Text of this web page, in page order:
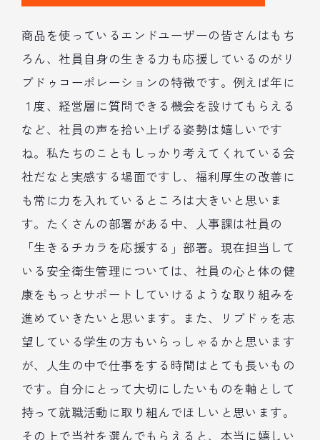
商品を使っているエンドユーザーの皆さんはもち
ろん、社員自身の生きる力も応援しているのがリ
ブドゥコーポレーションの特徴です。例えば年に
１度、経営層に質問できる機会を設けてもらえる
など、社員の声を拾い上げる姿勢は嬉しいです
ね。私たちのこともしっかり考えてくれている会
社だなと実感する場面ですし、福利厚生の改善に
も常に力を入れているところは大きいと思いま
す。たくさんの部署がある中、人事課は社員の
「生きるチカラを応援する」部署。現在担当して
いる安全衛生管理については、社員の心と体の健
康をもっとサポートしていけるような取り組みを
進めていきたいと思います。また、リブドゥを志
望している学生の方もいらっしゃるかと思います
が、人生の中で仕事をする時間はとても長いもの
です。自分にとって大切にしたいものを軸として
持って就職活動に取り組んでほしいと思います。
その上で当社を選んでもらえると、本当に嬉しい